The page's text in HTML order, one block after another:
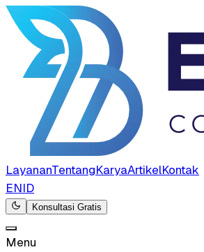
LayananTentangKaryaArtikelKontak
ENID
Konsultasi Gratis
Menu